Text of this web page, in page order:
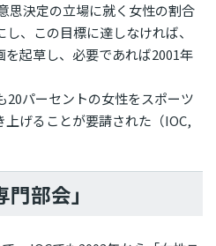
思決定の立場に就く女性の割合
、この目標に達しなければ、
起草し、必要であれば2001年
パーセントの女性をスポーツ
げることが要請された（IOC,
部会」